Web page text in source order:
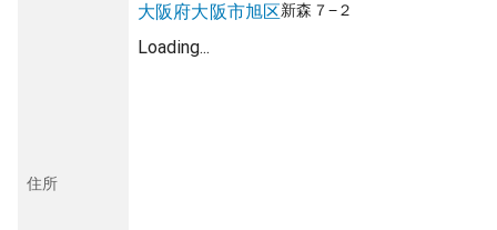
住所
大阪府大阪市旭区新森 ７−２
Loading...